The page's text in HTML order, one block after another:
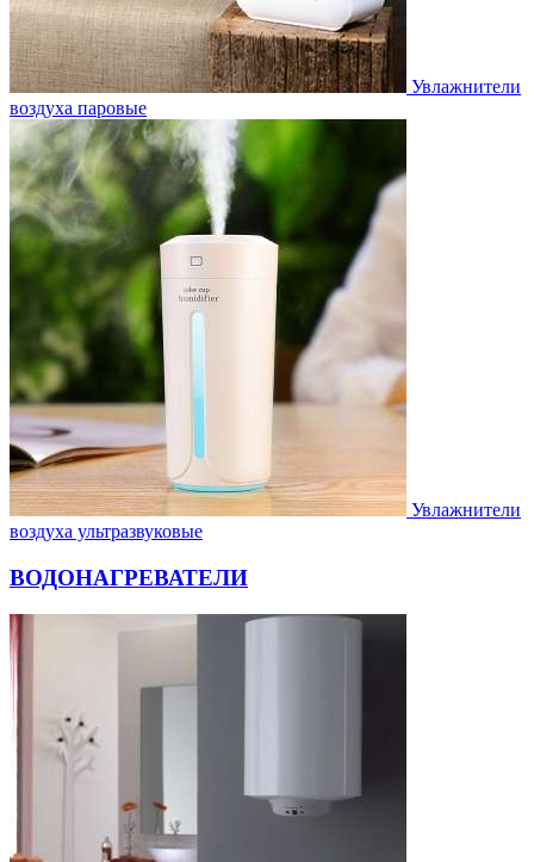
Увлажнители
воздуха паровые
Увлажнители
воздуха ультразвуковые
ВОДОНАГРЕВАТЕЛИ